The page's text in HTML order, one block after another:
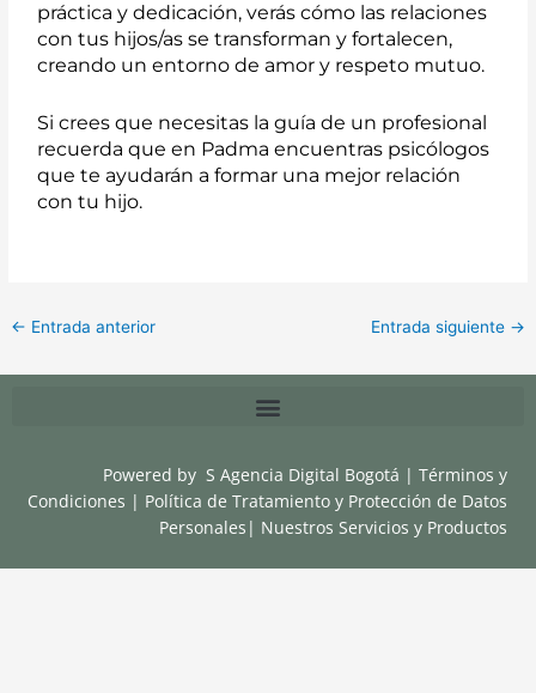
práctica y dedicación, verás cómo las relaciones
con tus hijos/as se transforman y fortalecen,
creando un entorno de amor y respeto mutuo.
Si crees que necesitas la guía de un profesional
recuerda que en Padma encuentras psicólogos
que te ayudarán a formar una mejor relación
con tu hijo.
← Entrada anterior Entrada siguiente →
Powered by S Agencia Digital Bogotá |Términos y
Condiciones | Política de Tratamiento y Protección de Datos
Personales | Nuestros Servicios y Productos